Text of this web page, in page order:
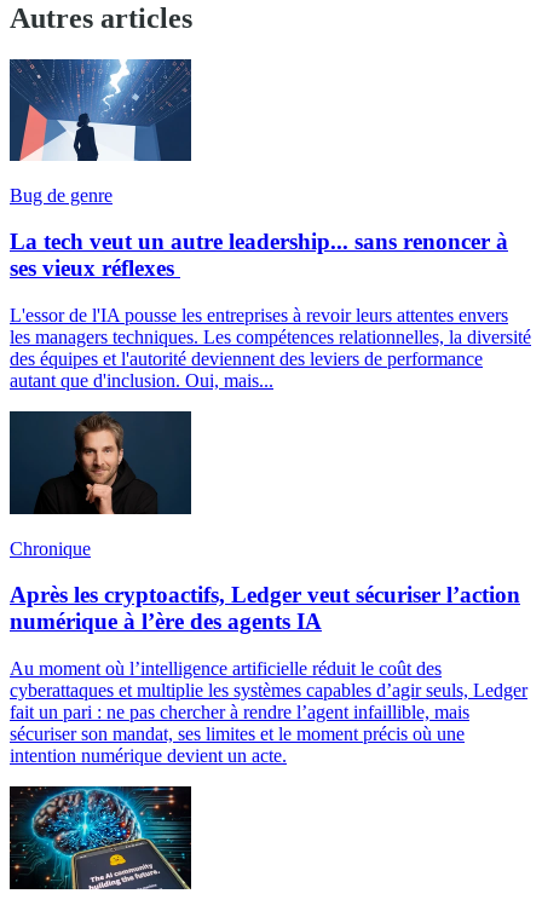
Autres articles
Bug de genre
La tech veut un autre leadership... sans renoncer à
ses vieux réflexes
L'essor de l'IA pousse les entreprises à revoir leurs attentes envers
les managers techniques. Les compétences relationnelles, la diversité
des équipes et l'autorité deviennent des leviers de performance
autant que d'inclusion. Oui, mais...
Chronique
Après les cryptoactifs, Ledger veut sécuriser l’action
numérique à l’ère des agents IA
Au moment où l’intelligence artificielle réduit le coût des
cyberattaques et multiplie les systèmes capables d’agir seuls, Ledger
fait un pari : ne pas chercher à rendre l’agent infaillible, mais
sécuriser son mandat, ses limites et le moment précis où une
intention numérique devient un acte.